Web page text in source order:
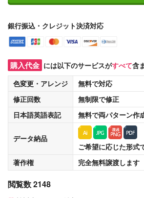
銀行振込・クレジット決済対応
購入代金 には以下のサービスがすべて含
色変更・アレンジ
無料で対応
修正回数
無制限で修正
日本語英語表記
無料で両パターン作
データ納品
ご希望に応じた形式
著作権
完全無料譲渡します
閲覧数 2148